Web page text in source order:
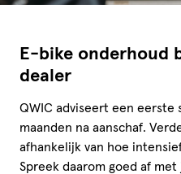
E-bike onderhoud
dealer
QWIC adviseert een eerste
maanden na aanschaf.
afhankelijk van hoe
Spreek daarom goed af